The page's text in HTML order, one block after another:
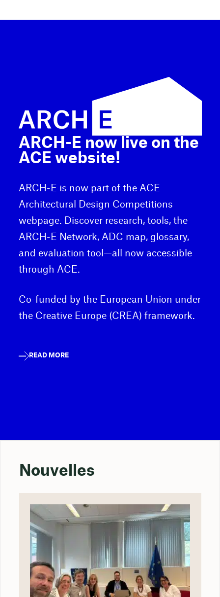
ARCH-E now live on the
ACE website!
ARCH-E is now part of the ACE
Architectural Design Competitions
webpage. Discover research, tools, the
ARCH-E Network, ADC map, glossary,
and evaluation tool—all now accessible
through ACE.
Co-funded by the European Union under
the Creative Europe (CREA) framework.
READ MORE
Nouvelles